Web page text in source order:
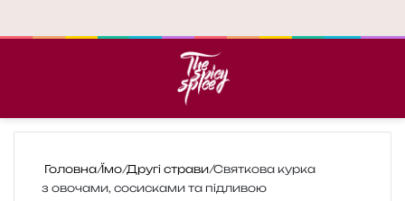
Головна/Їмо/Другі страви/Святкова курка
з овочами, сосисками та підливою